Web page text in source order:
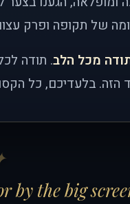
של תקופה ופרק
מכל הלב. תודה
הזה. בלעדיכם, כל
by the big